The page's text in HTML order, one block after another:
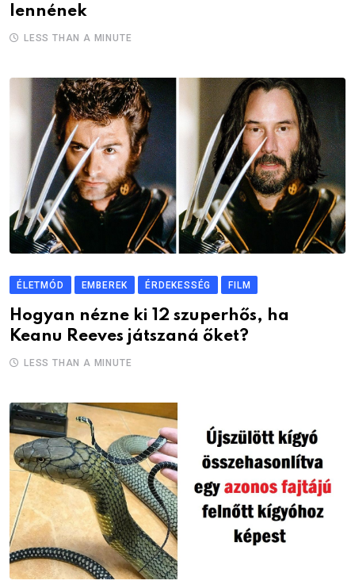
lennének
LESS THAN A MINUTE
ÉLETMÓD EMBEREK ÉRDEKESSÉG FILM
Hogyan nézne ki 12 szuperhős, ha
Keanu Reeves játszaná őket?
LESS THAN A MINUTE